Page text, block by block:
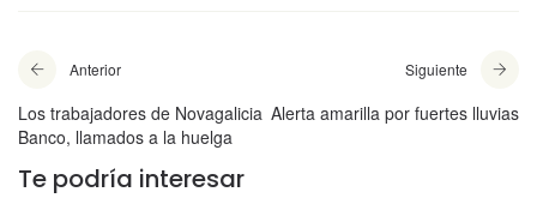
Anterior
Los trabajadores de Novagalicia
Banco, llamados a la huelga
Siguiente
Alerta amarilla por fuertes lluvias
Te podría interesar